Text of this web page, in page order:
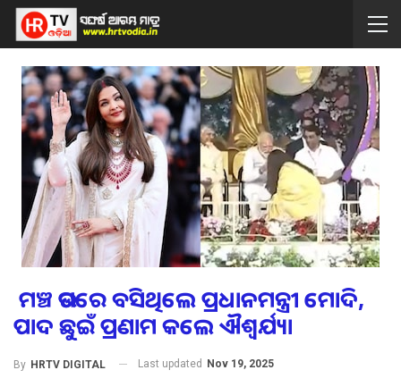
ମଞ୍ଚ ଉପରେ ବସିଥିଲେ ପ୍ରଧାନମନ୍ତ୍ରୀ ମୋଦି,
ପାଦ ଛୁଇଁ ପ୍ରଣାମ କଲେ ଐଶ୍ୱର୍ଯ୍ୟା
By HRTV DIGITAL Last updated Nov 19, 2025